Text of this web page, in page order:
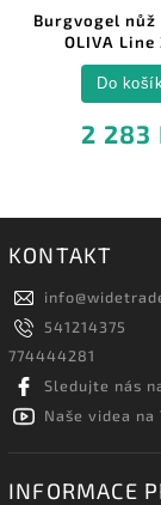
Burgvogel nůž
OLIVA Line
2 283
Do
KONTAKT
info@
541214375
774444281
Sledujte nás
Naše videa na
INFORMACE